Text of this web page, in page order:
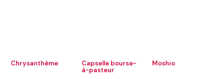
Chrysanthème
Capselle bourse-
à-pasteur
Moshio